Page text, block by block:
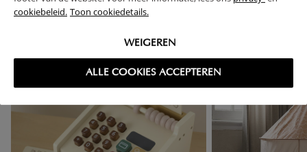
cookiebeleid. Toon cookiedetails.
WEIGEREN
ALLE COOKIES ACCEPTEREN
High-contrast mode